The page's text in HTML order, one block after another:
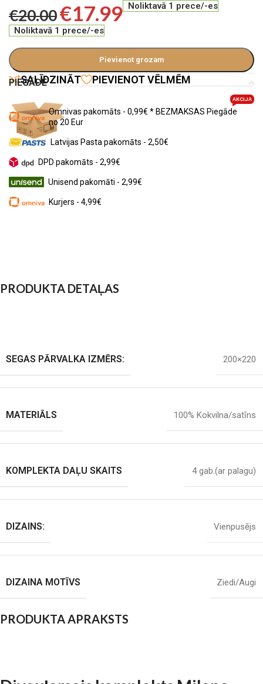
€20.00€17.99 Noliktavā 1 prece/-es
Noliktavā 1 prece/-es
Pievienot grozam
SALĪDZINĀT PIEVIENOT VĒLMĒM
PIEGĀDE
Omnivas pakomāts - 0,99€ * BEZMAKSAS Piegāde
no 20 Eur
AKCIJA
Latvijas Pasta pakomāts - 2,50€
DPD pakomāts - 2,99€
Unisend pakomāti - 2,99€
Kurjers - 4,99€
PRODUKTA DETAĻAS
SEGAS PĀRVALKA IZMĒRS: 200×220
MATERIĀLS 100% Kokvilna/satīns
KOMPLEKTA DAĻU SKAITS 4 gab.(ar palagu)
DIZAINS: Vienpusējs
DIZAINA MOTĪVS Ziedi/Augi
PRODUKTA APRAKSTS